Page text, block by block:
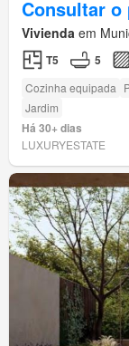
Consultar o
Vivienda em
T5 5
Cozinha equipada
Jardim
Há 30+ dias
LUXURYESTATE